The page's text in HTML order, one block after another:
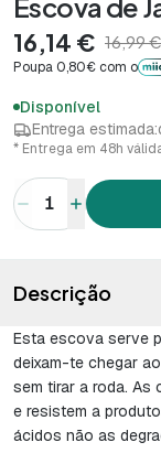
Escova de
16,14 € 16,99 €
Poupa 0,80€ com o
Disponível
Entrega estimada:
* Entrega em 48h
1
Descrição
Esta escova serve
deixam-te chegar
sem tirar a roda. As
e resistem a
ácidos não as